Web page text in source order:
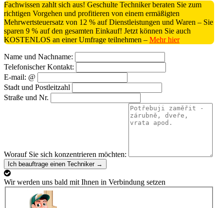
Fachwissen zahlt sich aus! Geschulte Techniker beraten Sie zum
richtigen Vorgehen und profitieren von einem ermäßigten
Mehrwertsteuersatz von 12 % auf Dienstleistungen und Waren – Sie
sparen 9 % auf den gesamten Einkauf! Jetzt können Sie auch
KOSTENLOS an einer Umfrage teilnehmen – Mehr hier
Name und Nachname:
Telefonischer Kontakt:
E-mail: @
Stadt und Postleitzahl
Straße und Nr.
Worauf Sie sich konzentrieren möchten:
Ich beauftrage einen Techniker →
Wir werden uns bald mit Ihnen in Verbindung setzen